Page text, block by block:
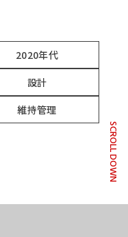
2020年代
設計
維持管理
SCROLL DOWN